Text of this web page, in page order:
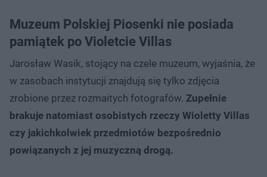
Muzeum Polskiej Piosenki nie posiada
pamiątek po Violetcie Villas
Jarosław Wasik, stojący na czele muzeum, wyjaśnia, że
w zasobach instytucji znajdują się tylko zdjęcia
zrobione przez rozmaitych fotografów. Zupełnie
brakuje natomiast osobistych rzeczy Wioletty Villas
czy jakichkolwiek przedmiotów bezpośrednio
powiązanych z jej muzyczną drogą.